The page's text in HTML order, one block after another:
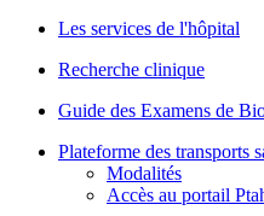
Les services de l'hôpital
Recherche clinique
Guide des Examens de
Plateforme des transports
Modalités
Accès au portail